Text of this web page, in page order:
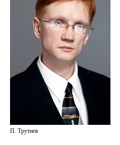
П. Трутнев